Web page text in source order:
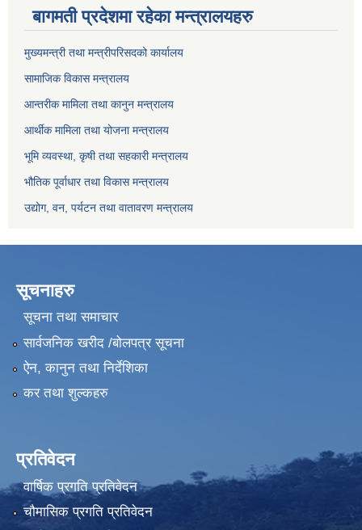
बागमती प्रदेशमा रहेका मन्त्रालयहरु
मुख्यमन्त्री तथा मन्त्रीपरिसदको कार्यालय
सामाजिक विकास मन्त्रालय
आन्तरीक मामिला तथा कानुन मन्त्रालय
आर्थीक मामिला तथा योजना मन्त्रालय
भूमि व्यवस्था, कृषी तथा सहकारी मन्त्रालय
भौतिक पूर्वाधार तथा विकास मन्त्रालय
उद्योग, वन, पर्यटन तथा वातावरण मन्त्रालय
सूचनाहरु
सूचना तथा समाचार
सार्वजनिक खरीद /बोलपत्र सूचना
ऐन, कानुन तथा निर्देशिका
कर तथा शुल्कहरु
प्रतिवेदन
वार्षिक प्रगति प्रतिवेदन
चौमासिक प्रगति प्रतिवेदन